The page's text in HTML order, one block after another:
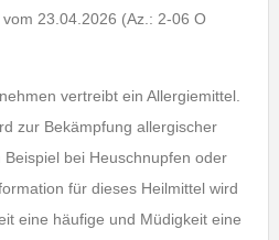
23.04.2026 (Az.: 2-06 O
vertreibt ein Allergiemittel.
zur Bekämpfung allergischer
bei Heuschnupfen oder
für dieses Heilmittel wird
eine häufige und Müdigkeit eine